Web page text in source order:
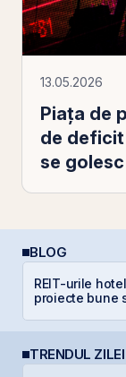
13.05.2026
Piața de
de deficit
se
BLOG
REIT-urile
proiecte bune
TRENDUL ZILEI